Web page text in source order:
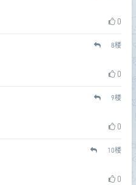
0
8楼
0
9楼
0
10楼
0